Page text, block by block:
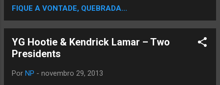
RM e Erick Jay e os cinco vencedores do
DJ sessi...
FIQUE A VONTADE, QUEBRADA...
YG Hootie & Kendrick Lamar – Two
Presidents
Por NP - novembro 29, 2013